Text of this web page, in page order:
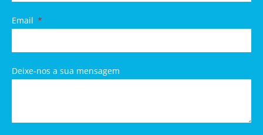
Email
Deixe-nos a sua mensagem